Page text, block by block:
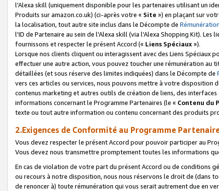
l'Alexa skill (uniquement disponible pour les partenaires utilisant un
Produits sur amazon.co.uk) (ci-après votre « Site ») en plaçant sur
la localisation, tout autre site inclus dans le Décompte de
l'ID de Partenaire au sein de l'Alexa skill (via l'Alexa Shopping Kit).
fournissons et respecter le présent Accord (« Liens Spéciaux»).
Lorsque nos clients cliquent ou interagissent avec des Liens Spéciaux
effectuer une autre action, vous pouvez toucher une rémunération
détaillées (et sous réserve des limites indiquées) dans le Décompte de
vers ces articles ou services, nous pouvons mettre à votre disposition
contenus marketing et autres outils de création de liens, des
informations concernant le Programme Partenaires (le « Contenu du
texte ou tout autre information ou contenu concernant des produits
2.Exigences de Conformité au Programme
Vous devez respecter le présent Accord pour pouvoir participer au
Vous devez nous transmettre promptement toutes les informations
En cas de violation de votre part du présent Accord ou de conditions
ou recours à notre disposition, nous nous réservons le droit de (dans
de renoncer à) toute rémunération qui vous serait autrement due en